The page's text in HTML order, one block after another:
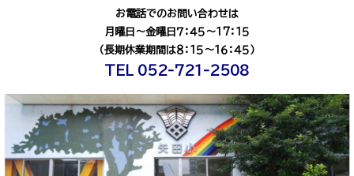
お電話でのお問い合わせは
月曜日～金曜日７：４５～１7：１５
（長期休業期間は８：１５～１６：４５）
TEL 052-721-2508